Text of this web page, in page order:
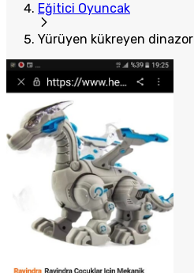
Eğitici Oyuncak
Yürüyen kükreyen dinazor